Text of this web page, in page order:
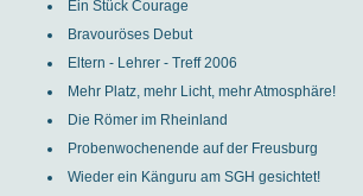
Ein Stück Courage
Bravouröses Debut
Eltern - Lehrer - Treff 2006
Mehr Platz, mehr Licht, mehr Atmosphäre!
Die Römer im Rheinland
Probenwochenende auf der Freusburg
Wieder ein Känguru am SGH gesichtet!